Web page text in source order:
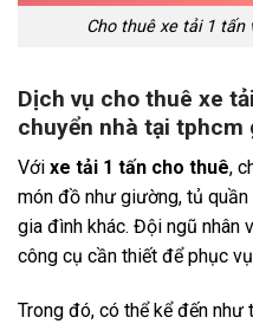
Cho thuê xe tải 1 tấn
Dịch vụ cho thuê xe
chuyển nhà tại tphcm
Với xe tải 1 tấn cho thuê,
món đồ như giường, tủ
gia đình khác. Đội ngũ nhân
công cụ cần thiết để phục
Trong đó, có thể kể đến như